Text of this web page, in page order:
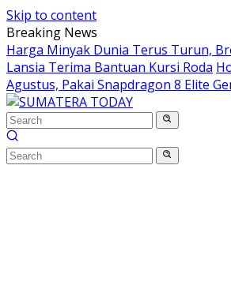
Skip to content
Breaking News
Harga Minyak Dunia Terus Turun,
Lansia Terima Bantuan Kursi Roda
Agustus, Pakai Snapdragon 8 Elite